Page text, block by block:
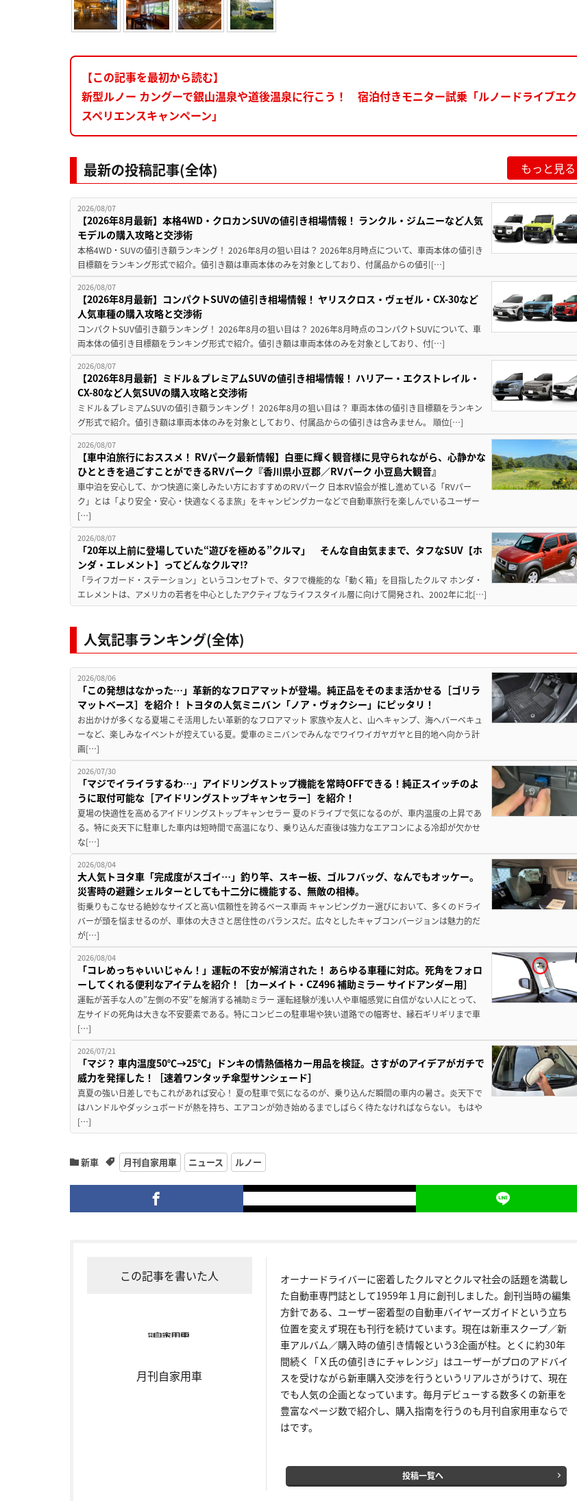
【この記事を最初から読む】
新型ルノー カングーで銀山温泉や道後温泉に行こう！ 宿泊付きモニター試乗「ルノードライブエク
スペリエンスキャンペーン」
最新の投稿記事(全体) もっと見る
2026/08/07
【2026年8月最新】本格4WD・クロカンSUVの値引き相場情報！ ランクル・ジムニーなど人気
モデルの購入攻略と交渉術
本格4WD・SUVの値引き額ランキング！ 2026年8月の狙い目は？ 2026年8月時点について、車両本体の値引き
目標額をランキング形式で紹介。値引き額は車両本体のみを対象としており、付属品からの値引[…]
2026/08/07
【2026年8月最新】コンパクトSUVの値引き相場情報！ ヤリスクロス・ヴェゼル・CX-30など
人気車種の購入攻略と交渉術
コンパクトSUV値引き額ランキング！ 2026年8月の狙い目は？ 2026年8月時点のコンパクトSUVについて、車
両本体の値引き目標額をランキング形式で紹介。値引き額は車両本体のみを対象としており、付[…]
2026/08/07
【2026年8月最新】ミドル＆プレミアムSUVの値引き相場情報！ ハリアー・エクストレイル・
CX-80など人気SUVの購入攻略と交渉術
ミドル＆プレミアムSUVの値引き額ランキング！ 2026年8月の狙い目は？ 車両本体の値引き目標額をランキン
グ形式で紹介。値引き額は車両本体のみを対象としており、付属品からの値引きは含みません。 順位[…]
2026/08/07
【車中泊旅行におススメ！ RVパーク最新情報】白亜に輝く観音様に見守られながら、心静かな
ひとときを過ごすことができるRVパーク『香川県小豆郡／RVパーク 小豆島大観音』
車中泊を安心して、かつ快適に楽しみたい方におすすめのRVパーク 日本RV協会が推し進めている「RVパー
ク」とは「より安全・安心・快適なくるま旅」をキャンピングカーなどで自動車旅行を楽しんでいるユーザー
[…]
2026/08/07
「20年以上前に登場していた“遊びを極める”クルマ」 そんな自由気ままで、タフなSUV【ホ
ンダ・エレメント】ってどんなクルマ⁉︎
「ライフガード・ステーション」というコンセプトで、タフで機能的な「動く箱」を目指したクルマ ホンダ・
エレメントは、アメリカの若者を中心としたアクティブなライフスタイル層に向けて開発され、2002年に北[…]
人気記事ランキング(全体)
2026/08/06
「この発想はなかった…」革新的なフロアマットが登場。純正品をそのまま活かせる［ゴリラ
マットベース］を紹介！ トヨタの人気ミニバン「ノア・ヴォクシー」にピッタリ！
お出かけが多くなる夏場こそ活用したい革新的なフロアマット 家族や友人と、山へキャンプ、海へバーベキュ
ーなど、楽しみなイベントが控えている夏。愛車のミニバンでみんなでワイワイガヤガヤと目的地へ向かう計
画[…]
2026/07/30
「マジでイライラするわ…」アイドリングストップ機能を常時OFFできる！純正スイッチのよ
うに取付可能な［アイドリングストップキャンセラー］を紹介！
夏場の快適性を高めるアイドリングストップキャンセラー 夏のドライブで気になるのが、車内温度の上昇であ
る。特に炎天下に駐車した車内は短時間で高温になり、乗り込んだ直後は強力なエアコンによる冷却が欠かせ
な[…]
2026/08/04
大人気トヨタ車「完成度がスゴイ…」釣り竿、スキー板、ゴルフバッグ、なんでもオッケー。
災害時の避難シェルターとしても十二分に機能する、無敵の相棒。
街乗りもこなせる絶妙なサイズと高い信頼性を誇るベース車両 キャンピングカー選びにおいて、多くのドライ
バーが頭を悩ませるのが、車体の大きさと居住性のバランスだ。広々としたキャブコンバージョンは魅力的だ
が[…]
2026/08/04
「コレめっちゃいいじゃん！」運転の不安が解消された！ あらゆる車種に対応。死角をフォロ
ーしてくれる便利なアイテムを紹介！［カーメイト・CZ496 補助ミラー サイドアンダー用］
運転が苦手な人の”左側の不安”を解消する補助ミラー 運転経験が浅い人や車幅感覚に自信がない人にとって、
左サイドの死角は大きな不安要素である。特にコンビニの駐車場や狭い道路での幅寄せ、縁石ギリギリまで車
[…]
2026/07/21
「マジ？ 車内温度50℃→25℃」ドンキの情熱価格カー用品を検証。さすがのアイデアがガチで
威力を発揮した！［速着ワンタッチ傘型サンシェード］
真夏の強い日差しでもこれがあれば安心！ 夏の駐車で気になるのが、乗り込んだ瞬間の車内の暑さ。炎天下で
はハンドルやダッシュボードが熱を持ち、エアコンが効き始めるまでしばらく待たなければならない。 もはや
[…]
新車 月刊自家用車 ニュース ルノー
この記事を書いた人
月刊自家用車
オーナードライバーに密着したクルマとクルマ社会の話題を満載し
た自動車専門誌として1959年１月に創刊しました。創刊当時の編集
方針である、ユーザー密着型の自動車バイヤーズガイドという立ち
位置を変えず現在も刊行を続けています。現在は新車スクープ／新
車アルバム／購入時の値引き情報という3企画が柱。とくに約30年
間続く「Ｘ氏の値引きにチャレンジ」はユーザーがプロのアドバイ
スを受けながら新車購入交渉を行うというリアルさがうけて、現在
でも人気の企画となっています。毎月デビューする数多くの新車を
豊富なページ数で紹介し、購入指南を行うのも月刊自家用車ならで
はです。
投稿一覧へ